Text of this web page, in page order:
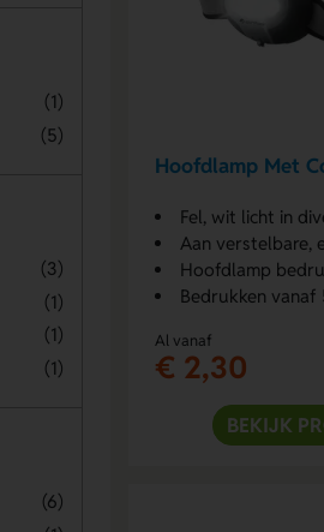
Hoofdlamp Met
Fel, wit licht in
Aan verstelbare,
Hoofdlamp
Bedrukken
Al vanaf
€ 2,30
BEKIJK
(1)
(5)
(3)
(1)
(1)
(1)
(6)